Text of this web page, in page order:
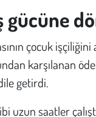
gücüne
çocuk işçiliğini
karşılanan
getirdi.
saatler